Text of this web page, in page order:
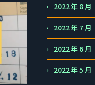
2022 年 8 月
2022 年 7 月
2022 年 6 月
2022 年 5 月